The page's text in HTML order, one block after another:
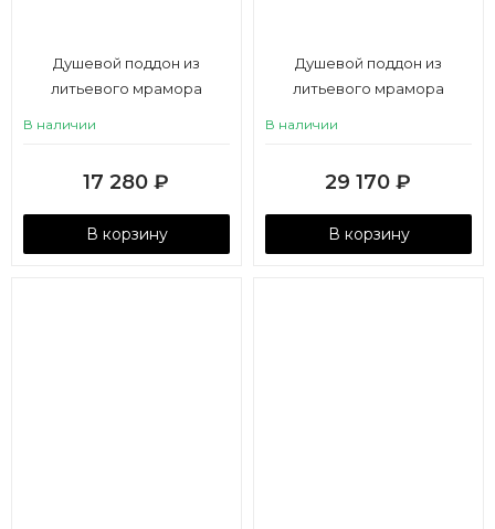
Душевой поддон из
литьевого мрамора
В наличии
17 280 ₽
В корзину
Душевой поддон из
литьевого мрамора
В наличии
29 170 ₽
В корзину